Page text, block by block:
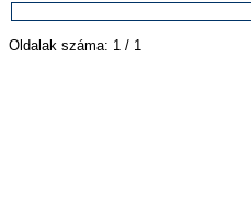
Oldalak száma: 1 / 1